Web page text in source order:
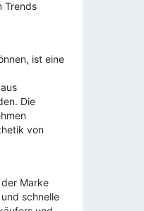
Trends
ist eine
Die
von
Marke
schnelle